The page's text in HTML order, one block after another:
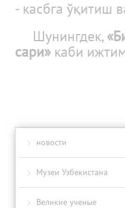
- касбга ўқитиш
Шунингдек,
сари» каби
новости
Музеи Узбекистана
Великие ученые